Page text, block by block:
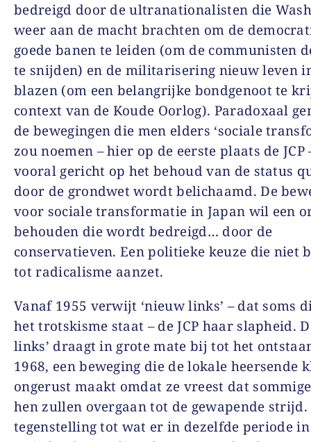
bedreigd door de ultranationalisten die
weer aan de macht brachten om de
goede banen te leiden (om de communisten
te snijden) en de militarisering nieuw leven
blazen (om een belangrijke bondgenoot te
context van de Koude Oorlog). Paradoxaal
de bewegingen die men elders ‘sociale
zou noemen – hier op de eerste plaats de JCP
vooral gericht op het behoud van de status
door de grondwet wordt belichaamd. De
voor sociale transformatie in Japan wil een
behouden die wordt bedreigd… door de
conservatieven. Een politieke keuze die niet
tot radicalisme aanzet.
Vanaf 1955 verwijt ‘nieuw links’ – dat soms
het trotskisme staat – de JCP haar slapheid.
links’ draagt in grote mate bij tot het
1968, een beweging die de lokale heersende
ongerust maakt omdat ze vreest dat
hen zullen overgaan tot de gewapende
tegenstelling tot wat er in dezelfde periode in